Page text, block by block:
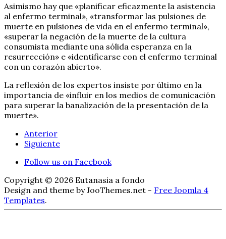
Asimismo hay que «planificar eficazmente la asistencia
al enfermo terminal», «transformar las pulsiones de
muerte en pulsiones de vida en el enfermo terminal»,
«superar la negación de la muerte de la cultura
consumista mediante una sólida esperanza en la
resurrección» e «identificarse con el enfermo terminal
con un corazón abierto».
La reflexión de los expertos insiste por último en la
importancia de «influir en los medios de comunicación
para superar la banalización de la presentación de la
muerte».
Anterior
Siguiente
Follow us on Facebook
Copyright © 2026 Eutanasia a fondo
Design and theme by JooThemes.net - Free Joomla 4
Templates.